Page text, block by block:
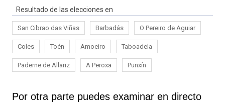
Resultado de las elecciones en
San Cibrao das Viñas Barbadás O Pereiro de Aguiar
Coles Toén Amoeiro Taboadela
Paderne de Allariz A Peroxa Punxín
Por otra parte puedes examinar en directo